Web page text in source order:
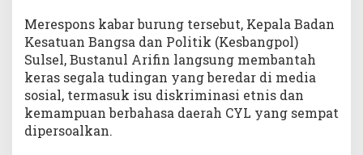
Merespons kabar burung tersebut, Kepala Badan
Kesatuan Bangsa dan Politik (Kesbangpol)
Sulsel, Bustanul Arifin langsung membantah
keras segala tudingan yang beredar di media
sosial, termasuk isu diskriminasi etnis dan
kemampuan berbahasa daerah CYL yang sempat
dipersoalkan.